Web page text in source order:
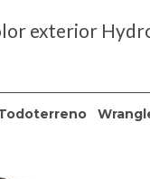
exterior